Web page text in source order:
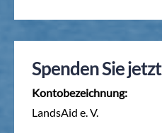
Spenden Sie jetzt
Kontobezeichnung:
LandsAid e. V.